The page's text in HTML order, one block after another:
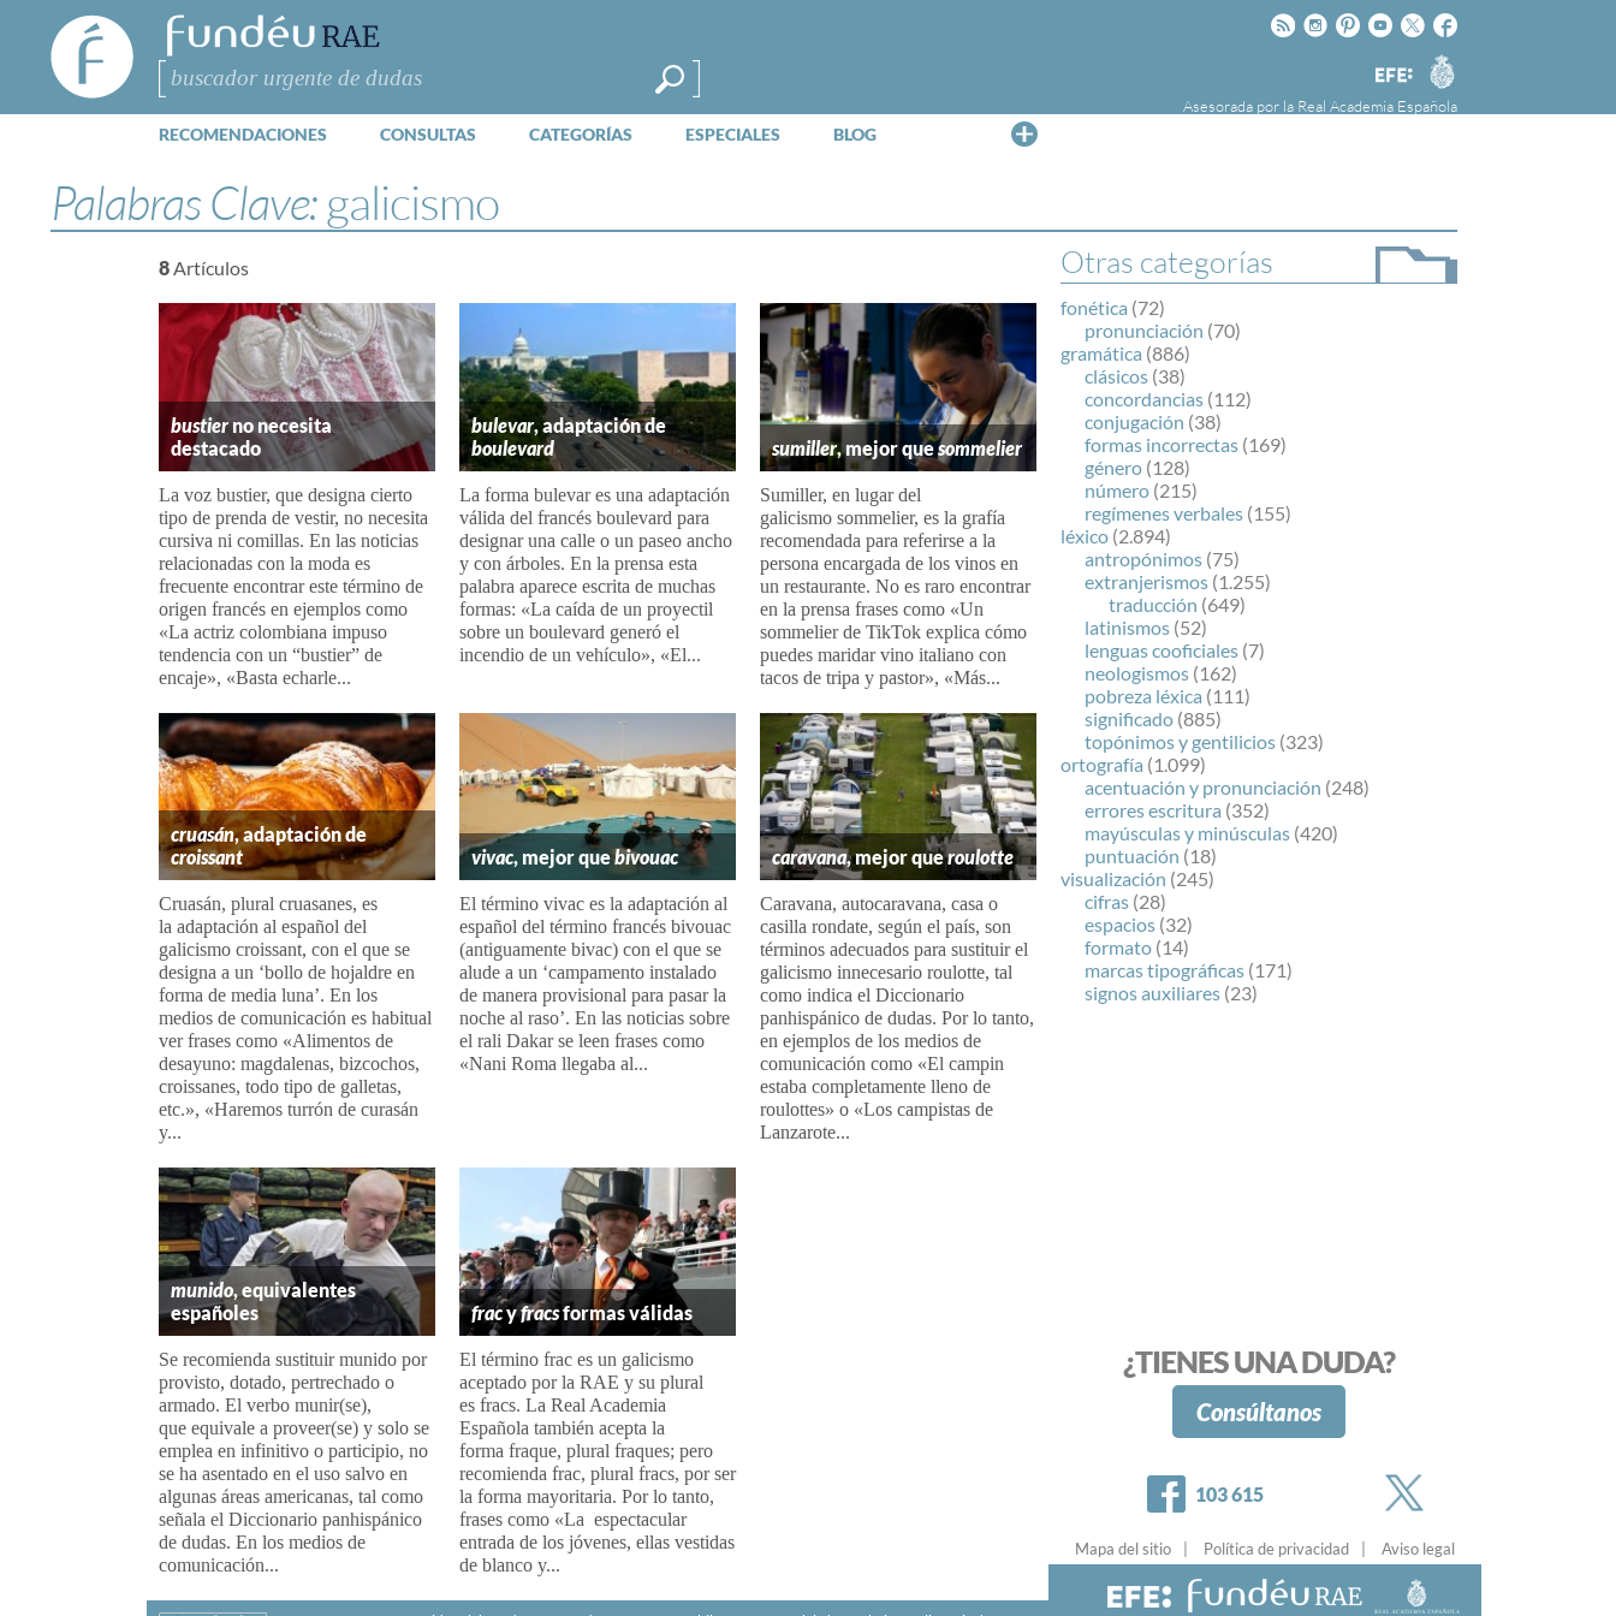
FundéuRAE
- Fundación
del Español
Urgente
Buscar
Facebook
Twitter
Youtube
Pinteres
Instagram
Rss
Agencia
EFE
Asesorada por la Real Academia Española
RECOMENDACIONES CONSULTAS CATEGORÍAS ESPECIALES BLOG
la Agencia Efe y la Real Academia Española,
cuyo objetivo es colaborar con el buen uso del
español en los medios de comunicación y en
Internet.
Palabras Clave:galicismo
Otras categorías
fonética (72)
pronunciación (70)
gramática (886)
clásicos (38)
concordancias (112)
conjugación (38)
formas incorrectas (169)
género (128)
número (215)
regímenes verbales (155)
léxico (2.894)
antropónimos (75)
extranjerismos (1.255)
traducción (649)
latinismos (52)
lenguas cooficiales (7)
neologismos (162)
pobreza léxica (111)
significado (885)
topónimos y gentilicios (323)
ortografía (1.099)
acentuación y pronunciación (248)
errores escritura (352)
mayúsculas y minúsculas (420)
puntuación (18)
visualización (245)
cifras (28)
espacios (32)
formato (14)
marcas tipográficas (171)
signos auxiliares (23)
8Artículos
bustierno necesita
destacado
La voz bustier, que designa cierto
tipo de prenda de vestir, no necesita
cursiva ni comillas. En las noticias
relacionadas con la moda es
frecuente encontrar este término de
origen francés en ejemplos como
«La actriz colombiana impuso
tendencia con un “bustier” de
encaje», «Basta echarle...
bulevar, adaptación de
boulevard
La forma bulevar es una adaptación
válida del francés boulevard para
designar una calle o un paseo ancho
y con árboles. En la prensa esta
palabra aparece escrita de muchas
formas: «La caída de un proyectil
sobre un boulevard generó el
incendio de un vehículo», «El...
sumiller, mejor quesommelier
Sumiller, en lugar del
galicismo sommelier, es la grafía
recomendada para referirse a la
persona encargada de los vinos en
un restaurante. No es raro encontrar
en la prensa frases como «Un
sommelier de TikTok explica cómo
puedes maridar vino italiano con
tacos de tripa y pastor», «Más...
cruasán, adaptación de
croissant
Cruasán, plural cruasanes, es
la adaptación al español del
galicismo croissant, con el que se
designa a un ‘bollo de hojaldre en
forma de media luna’. En los
medios de comunicación es habitual
ver frases como «Alimentos de
desayuno: magdalenas, bizcochos,
croissanes, todo tipo de galletas,
etc.», «Haremos turrón de curasán
y...
vivac, mejor quebivouac
El término vivac es la adaptación al
español del término francés bivouac
(antiguamente bivac) con el que se
alude a un ‘campamento instalado
de manera provisional para pasar la
noche al raso’. En las noticias sobre
el rali Dakar se leen frases como
«Nani Roma llegaba al...
caravana, mejor queroulotte
Caravana, autocaravana, casa o
casilla rondate, según el país, son
términos adecuados para sustituir el
galicismo innecesario roulotte, tal
como indica el Diccionario
panhispánico de dudas. Por lo tanto,
en ejemplos de los medios de
comunicación como «El campin
estaba completamente lleno de
roulottes» o «Los campistas de
Lanzarote...
munido, equivalentes
españoles
Se recomienda sustituir munido por
provisto, dotado, pertrechado o
armado. El verbo munir(se),
que equivale a proveer(se) y solo se
emplea en infinitivo o participio, no
se ha asentado en el uso salvo en
algunas áreas americanas, tal como
señala el Diccionario panhispánico
de dudas. En los medios de
comunicación...
fracyfracsformas válidas
El término frac es un galicismo
aceptado por la RAE y su plural
es fracs. La Real Academia
Española también acepta la
forma fraque, plural fraques; pero
recomienda frac, plural fracs, por ser
la forma mayoritaria. Por lo tanto,
frases como «La espectacular
entrada de los jóvenes, ellas vestidas
de blanco y...
¿TIENES UNA DUDA?
Consúltanos
Facebook
103 615
Mapa del sitio Política de privacidad Aviso legal